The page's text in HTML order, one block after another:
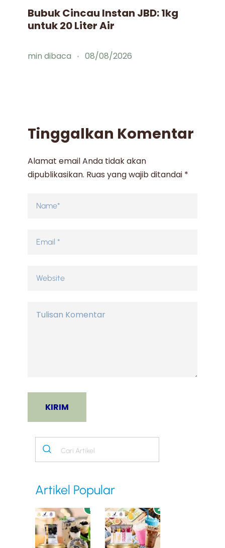
Bubuk Cincau Instan JBD: 1kg
untuk 20 Liter Air
min dibaca 08/08/2026
Tinggalkan Komentar
Alamat email Anda tidak akan
dipublikasikan. Ruas yang wajib ditandai *
Artikel Popular
1 2